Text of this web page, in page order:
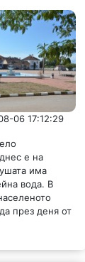
06 17:12:29
е на
има
вода. В
през деня от